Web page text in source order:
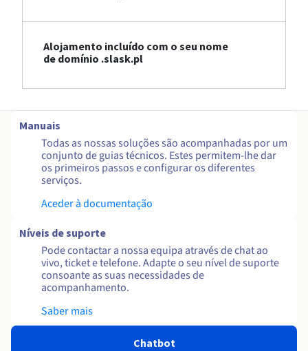
Alojamento incluído com o seu nome
de domínio .slask.pl
Manuais
Todas as nossas soluções são acompanhadas por um
conjunto de guias técnicos. Estes permitem-lhe dar
os primeiros passos e configurar os diferentes
serviços.
Aceder à documentação
Níveis de suporte
Pode contactar a nossa equipa através de chat ao
vivo, ticket e telefone. Adapte o seu nível de suporte
consoante as suas necessidades de
acompanhamento.
Saber mais
Chatbot